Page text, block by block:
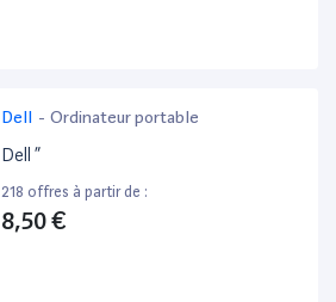
Dell - Ordinateur portable
Dell ”
218 offres à partir de :
8,50 €